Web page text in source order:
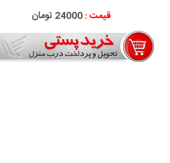
قیمت :24000 تومان